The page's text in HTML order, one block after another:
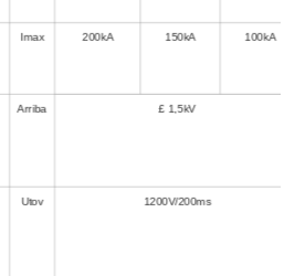
Imax 200kA 150kA 100kA
Arriba £ 1,5kV
Utov 1200V/200ms